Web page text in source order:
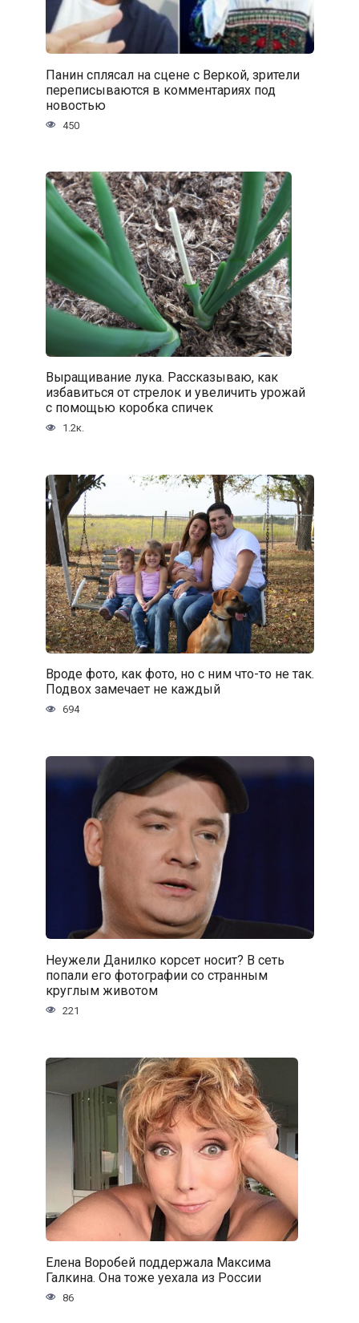
Панин сплясал на сцене с Веркой, зрители
переписываются в комментариях под
новостью
450
Выращивание лука. Рассказываю, как
избавиться от стрелок и увеличить урожай
с помощью коробка спичек
1.2к.
Вроде фото, как фото, но с ним что-то не так.
Подвох замечает не каждый
694
Неужели Данилко корсет носит? В сеть
попали его фотографии со странным
круглым животом
221
Елена Воробей поддержала Максима
Галкина. Она тоже уехала из России
86